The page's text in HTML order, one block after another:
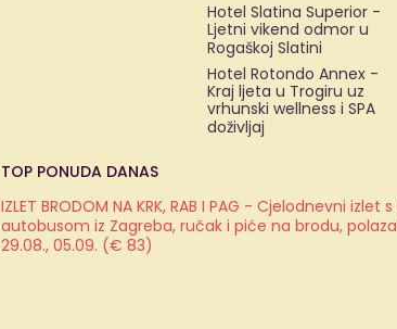
Hotel Slatina Superior -
Ljetni vikend odmor u
Rogaškoj Slatini
Hotel Rotondo Annex -
Kraj ljeta u Trogiru uz
vrhunski wellness i SPA
doživljaj
TOP PONUDA DANAS
IZLET BRODOM NA KRK, RAB I PAG - Cjelodnevni
autobusom iz Zagreba, ručak i piće na brodu,
29.08., 05.09. (€ 83)